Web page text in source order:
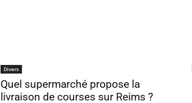
Divers
Quel supermarché propose la
livraison de courses sur Reims ?